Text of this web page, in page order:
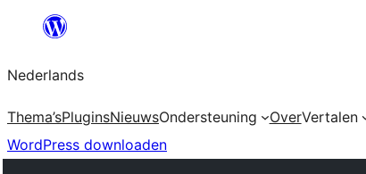
de
inhoud
Nederlands
Thema’sPluginsNieuwsOndersteuning OverVertalen
WordPress downloaden